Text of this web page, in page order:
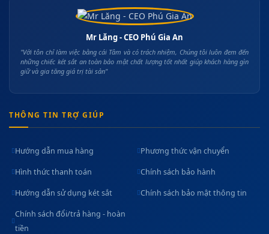
Mr Lăng - CEO Phú Gia An
"Với tôn chỉ làm việc bằng cái Tâm và có trách nhiệm, Chúng tôi luôn đem đến
những chiếc két sắt an toàn bảo mật chất lượng tốt nhất giúp khách hàng gìn
giữ và gia tăng giá trị tài sản"
THÔNG TIN TRỢ GIÚP
Hướng dẫn mua hàng Phương thức vận chuyển
Hình thức thanh toán Chính sách bảo hành
Hướng dẫn sử dụng két sắt Chính sách bảo mật thông tin
Chính sách đổi/trả hàng - hoàn
tiền